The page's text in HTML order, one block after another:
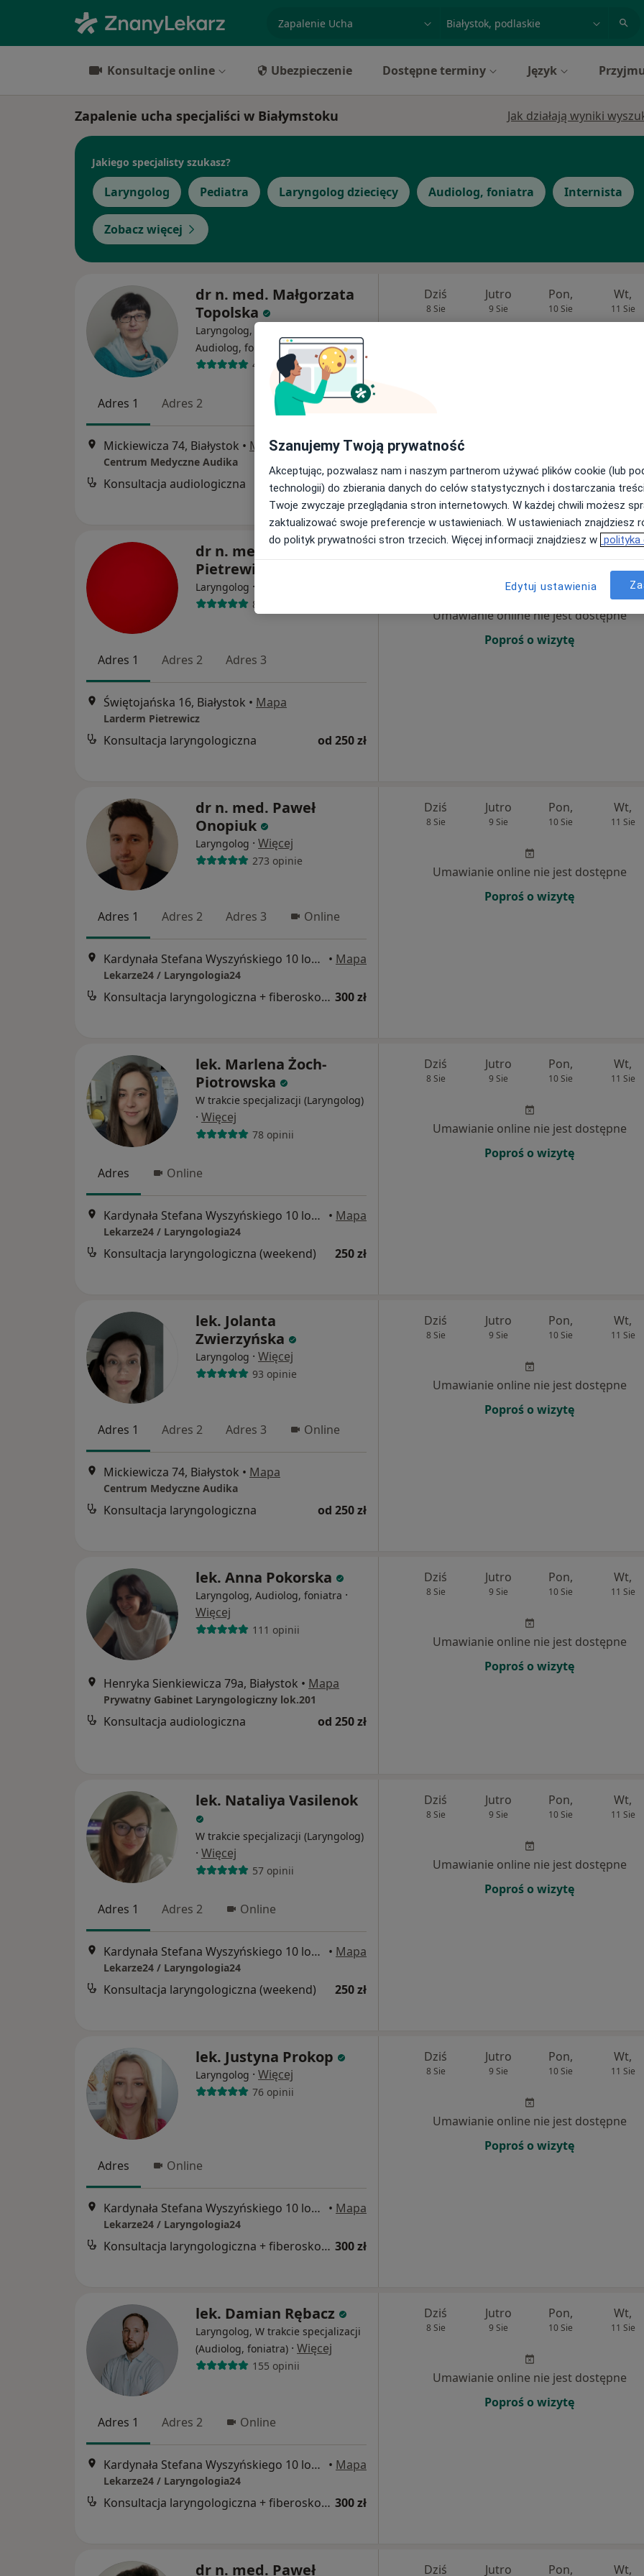
Konsultacje online Ubezpieczenie Dostępne terminy Język
Zapalenie ucha specjaliści w Białymstoku Jak działają wyniki
Jakiego specjalisty szukasz?
Laryngolog Pediatra Laryngolog dziecięcy Audiolog, foniatra Internista
Zobacz więcej
dr n. med. Małgorzata
Topolska
Laryngolog, Laryngolog dziecięcy,
Audiolog, foniatra·Więcej
436 opinii
Adres 1 Adres 2
Mickiewicza 74, Białystok • Mapa
Centrum Medyczne Audika
Konsultacja audiologiczna od 320 zł
Dziś
8 Sie
Jutro
9 Sie
Pon,
10 Sie
Wt,
11 Sie
dr n. med. Tymoteusz
Pietrewicz
Laryngolog ·
876 opinii
Adres 1 Adres 2 Adres 3
Świętojańska 16, Białystok • Mapa
Larderm Pietrewicz
Konsultacja laryngologiczna od 250 zł
Pon, Wt,
Umawianie online nie jest dostępne
Poproś o wizytę
dr n. med. Paweł
Onopiuk
Laryngolog · Więcej
273 opinie
Adres 1 Adres 2 Adres 3 Online
Kardynała Stefana Wyszyńskiego 10 lok. U8, Białystok • Mapa
Lekarze24 / Laryngologia24
Konsultacja laryngologiczna + fiberoskopia 300 zł
Dziś
8 Sie
Jutro
9 Sie
Pon,
10 Sie
Wt,
11 Sie
Umawianie online nie jest dostępne
Poproś o wizytę
lek. Marlena Żoch-
Piotrowska
W trakcie specjalizacji (Laryngolog)
· Więcej
78 opinii
Adres Online
Kardynała Stefana Wyszyńskiego 10 lok. U8, Białystok • Mapa
Lekarze24 / Laryngologia24
Konsultacja laryngologiczna (weekend) 250 zł
Dziś
8 Sie
Jutro
9 Sie
Pon,
10 Sie
Wt,
11 Sie
Umawianie online nie jest dostępne
Poproś o wizytę
lek. Jolanta
Zwierzyńska
Laryngolog · Więcej
93 opinie
Adres 1 Adres 2 Adres 3 Online
Mickiewicza 74, Białystok • Mapa
Centrum Medyczne Audika
Konsultacja laryngologiczna od 250 zł
Dziś
8 Sie
Jutro
9 Sie
Pon,
10 Sie
Wt,
11 Sie
Umawianie online nie jest dostępne
Poproś o wizytę
lek. Anna Pokorska
Laryngolog, Audiolog, foniatra ·
Więcej
111 opinii
Henryka Sienkiewicza 79a, Białystok • Mapa
Prywatny Gabinet Laryngologiczny lok.201
Konsultacja audiologiczna od 250 zł
Dziś
8 Sie
Jutro
9 Sie
Pon,
10 Sie
Wt,
11 Sie
Umawianie online nie jest dostępne
Poproś o wizytę
lek. Nataliya Vasilenok
W trakcie specjalizacji (Laryngolog)
· Więcej
57 opinii
Adres 1 Adres 2 Online
Kardynała Stefana Wyszyńskiego 10 lok. U8, Białystok • Mapa
Lekarze24 / Laryngologia24
Konsultacja laryngologiczna (weekend) 250 zł
Dziś
8 Sie
Jutro
9 Sie
Pon,
10 Sie
Wt,
11 Sie
Umawianie online nie jest dostępne
Poproś o wizytę
lek. Justyna Prokop
Laryngolog · Więcej
76 opinii
Adres Online
Kardynała Stefana Wyszyńskiego 10 lok. U8, Białystok • Mapa
Lekarze24 / Laryngologia24
Konsultacja laryngologiczna + fiberoskopia 300 zł
Dziś
8 Sie
Jutro
9 Sie
Pon,
10 Sie
Wt,
11 Sie
Umawianie online nie jest dostępne
Poproś o wizytę
lek. Damian Rębacz
Laryngolog, W trakcie specjalizacji
(Audiolog, foniatra) · Więcej
155 opinii
Adres 1 Adres 2 Online
Kardynała Stefana Wyszyńskiego 10 lok. U8, Białystok • Mapa
Lekarze24 / Laryngologia24
Konsultacja laryngologiczna + fiberoskopia 300 zł
Dziś
8 Sie
Jutro
9 Sie
Pon,
10 Sie
Wt,
11 Sie
Umawianie online nie jest dostępne
Poproś o wizytę
dr n. med. Paweł Dziś Jutro Pon, Wt,
Szanujemy Twoją prywatność
Akceptując, pozwalasz nam i naszym partnerom używać plików cookie (lub
technologii) do zbierania danych do celów statystycznych i dostarczania
Twoje zwyczaje przeglądania stron internetowych. W każdej chwili możesz
zaktualizować swoje preferencje w ustawieniach. W ustawieniach znajdziesz
do polityk prywatności stron trzecich. Więcej informacji znajdziesz w polityka
Edytuj ustawienia